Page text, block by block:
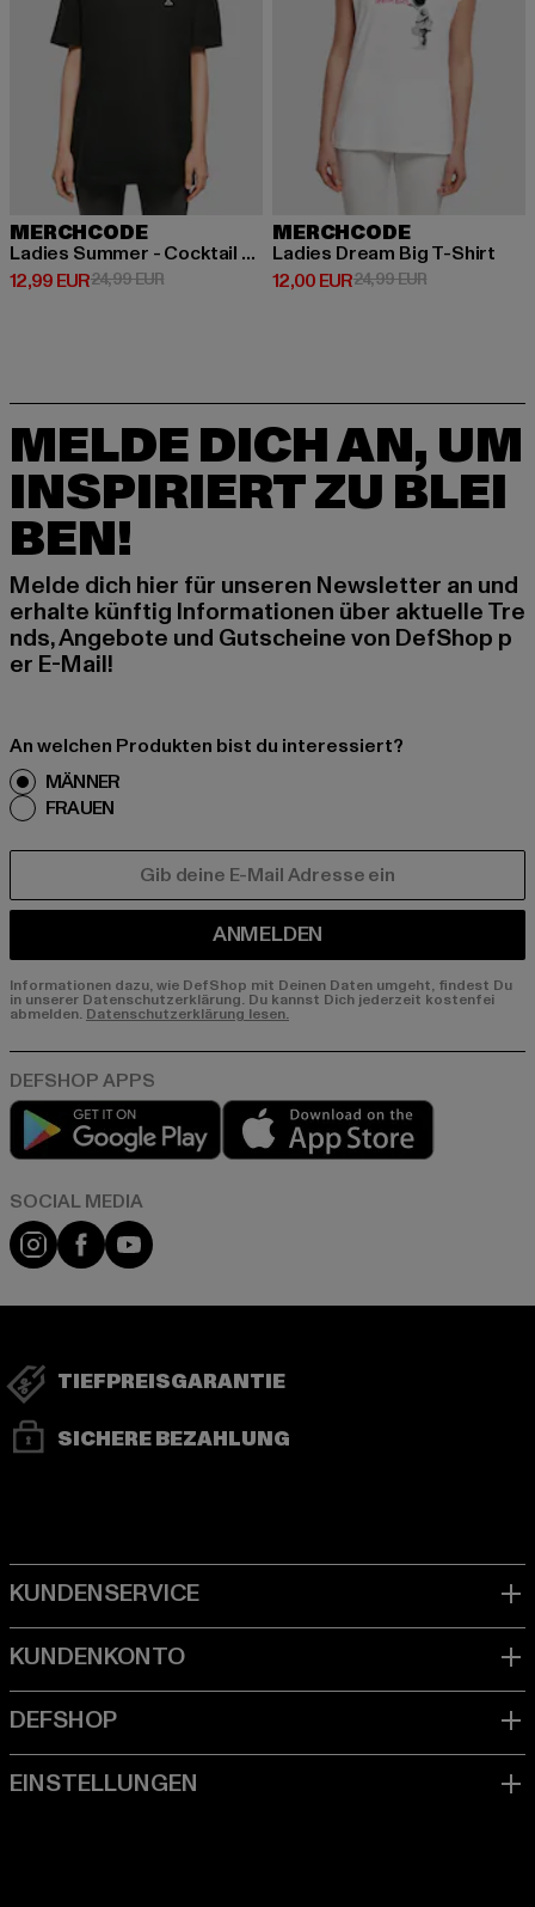
MERCHCODE
Ladies Summer - Cocktail Oversized Boyfriend Tee
12,99 EUR
Derzeitiger Preis: 12,99 EUR
24,99 EURAktionspreis: 24,99 EUR
MERCHCODE
Ladies Dream Big T-Shirt
12,00 EUR
Derzeitiger Preis: 12,00 EUR
24,99 EURAktionspreis:
MELDE DICH AN, UM
INSPIRIERT ZU BLEI
BEN!
Melde dich hier für unseren Newsletter an und
erhalte künftig Informationen über aktuelle Tre
nds, Angebote und Gutscheine von DefShop p
er E-Mail!
An welchen Produkten bist du interessiert?
MÄNNER
FRAUEN
ANMELDEN
Informationen dazu, wie DefShop mit Deinen Daten umgeht, findest Du
in unserer Datenschutzerklärung. Du kannst Dich jederzeit kostenfei
abmelden. Datenschutzerklärung lesen.
Play market
Instagram
FacebookYouTube
TIEFPREISGARANTIE
SICHERE BEZAHLUNG